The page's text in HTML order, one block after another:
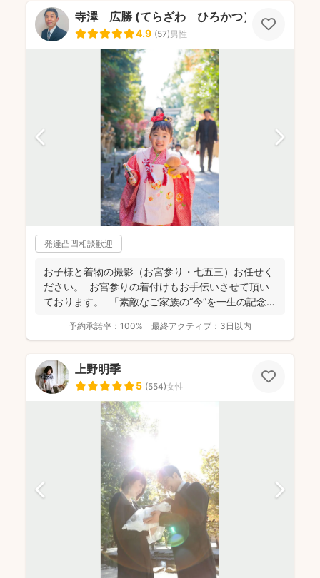
寺澤 広勝 (てらざわ ひろかつ）
4.9 (57)男性
発達凸凹相談歓迎
お子様と着物の撮影（お宮参り・七五三）お任せく
ださい。 お宮参りの着付けもお手伝いさせて頂い
ております。 「素敵なご家族の“今”を一生の記念
予約承諾率： 100% 最終アクティブ： 3日以内
上野明季
5 (554)女性